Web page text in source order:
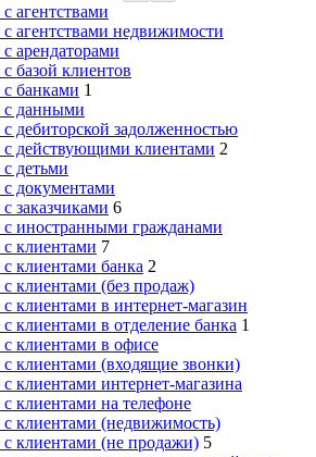
агентствами
агентствами недвижимости
арендаторами
базой клиентов
с банками 1
с данными
дебиторской задолженностью
с действующими клиентами 2
детьми
с документами
заказчиками 6
с иностранными гражданами
с клиентами 7
клиентами банка 2
клиентами (без продаж)
клиентами в интернет-магазин
клиентами в отделение банка 1
с клиентами в офисе
с клиентами (входящие звонки)
клиентами интернет-магазина
клиентами на телефоне
с клиентами (недвижимость)
с клиентами (не продажи) 5